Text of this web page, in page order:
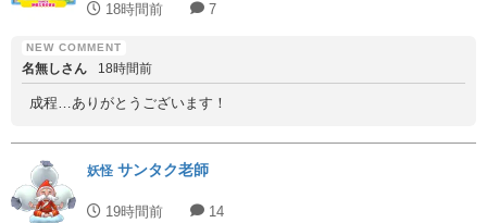
18時間前 7
名無しさん 18時間前
成程…ありがとうございます！
妖怪 サンタク老師
19時間前 14